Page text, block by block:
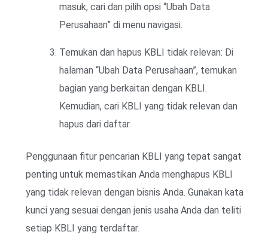
masuk, cari dan pilih opsi “Ubah Data
Perusahaan” di menu navigasi.
Temukan dan hapus KBLI tidak relevan: Di
halaman “Ubah Data Perusahaan”, temukan
bagian yang berkaitan dengan KBLI.
Kemudian, cari KBLI yang tidak relevan dan
hapus dari daftar.
Penggunaan fitur pencarian KBLI yang tepat sangat
penting untuk memastikan Anda menghapus KBLI
yang tidak relevan dengan bisnis Anda. Gunakan kata
kunci yang sesuai dengan jenis usaha Anda dan teliti
setiap KBLI yang terdaftar.